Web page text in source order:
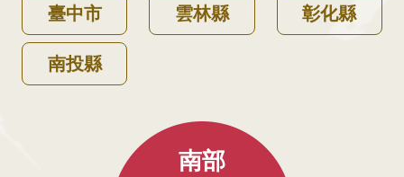
臺中市 雲林縣 彰化縣
南投縣
南部